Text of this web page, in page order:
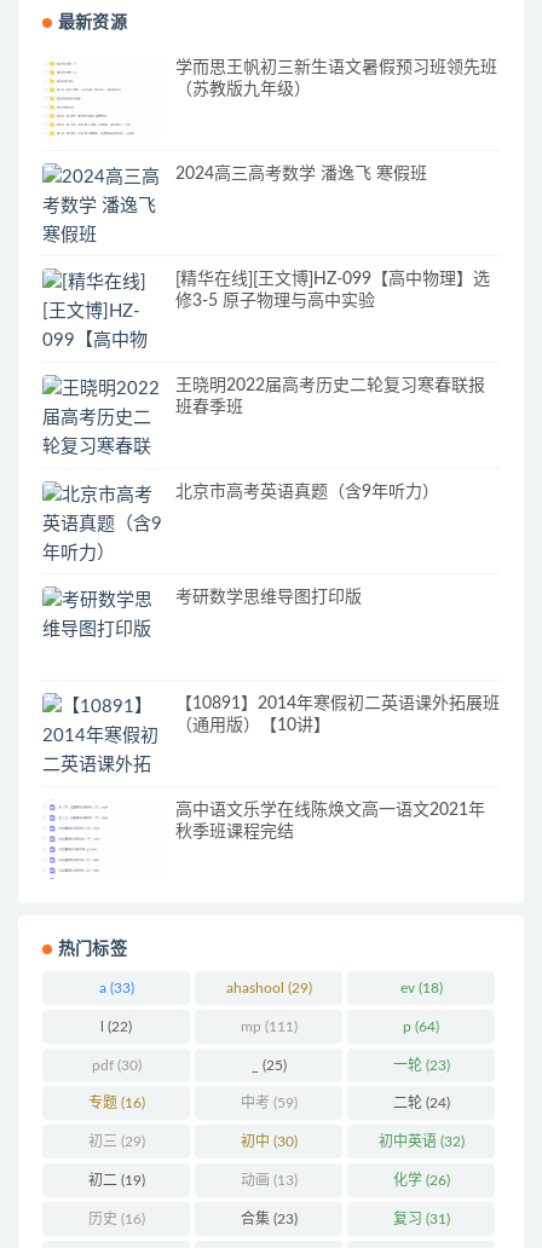
最新资源
学而思王帆初三新生语文暑假预习班领先班
（苏教版九年级）
2024高三高考数学 潘逸飞 寒假班
[精华在线][王文博]HZ-099【高中物理】选
修3-5 原子物理与高中实验
王晓明2022届高考历史二轮复习寒春联报
班春季班
北京市高考英语真题（含9年听力）
考研数学思维导图打印版
【10891】2014年寒假初二英语课外拓展班
（通用版）【10讲】
高中语文乐学在线陈焕文高一语文2021年
秋季班课程完结
热门标签
a(33) ahashool (29) ev(18)
(22) mp (111) p (64)
pdf(30) (25) 一轮(23)
专题(16) 中考 (59) 二轮(24)
初三 (29) 初中 (30) 初中英语(32)
初二 (19) 动画 (13) 化学(26)
历史 (16) 合集(23) 复习 (31)